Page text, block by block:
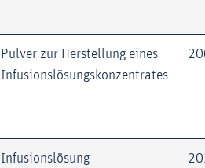
Pulver zur Herstellung eines
Infusionslösungskonzentrates
Infusionslösung